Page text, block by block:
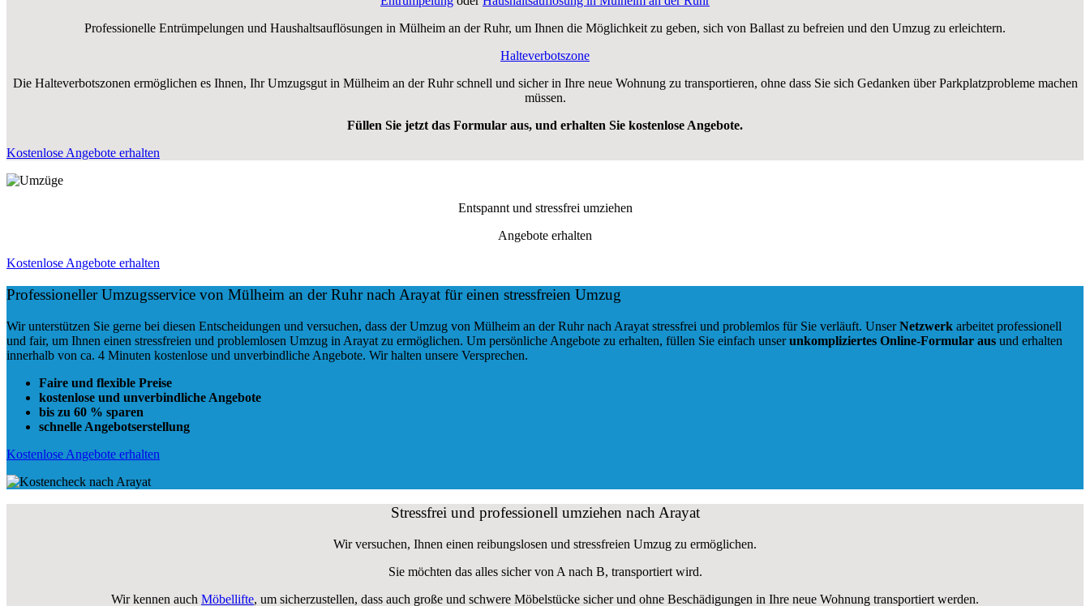
Professionelle Entrümpelungen und Haushaltsauflösungen in Mülheim an der Ruhr, um Ihnen die Möglichkeit zu geben, sich von Ballast zu befreien und den Umzug zu erleichtern.
Halteverbotszone
Die Halteverbotszonen ermöglichen es Ihnen, Ihr Umzugsgut in Mülheim an der Ruhr schnell und sicher in Ihre neue Wohnung zu transportieren, ohne dass Sie sich Gedanken über Parkplatzprobleme machen
müssen.
Füllen Sie jetzt das Formular aus, und erhalten Sie kostenlose Angebote.
Kostenlose Angebote erhalten
Entspannt und stressfrei umziehen
Angebote erhalten
Kostenlose Angebote erhalten
Professioneller Umzugsservice von Mülheim an der Ruhr nach Arayat für einen stressfreien Umzug
Wir unterstützen Sie gerne bei diesen Entscheidungen und versuchen, dass der Umzug von Mülheim an der Ruhr nach Arayat stressfrei und problemlos für Sie verläuft. UnserNetzwerk arbeitet professionell
und fair, um Ihnen einen stressfreien und problemlosen Umzug in Arayat zu ermöglichen. Um persönliche Angebote zu erhalten, füllen Sie einfach unserunkompliziertes Online-Formular aus und erhalten
innerhalb von ca. 4 Minuten kostenlose und unverbindliche Angebote. Wir halten unsere Versprechen.
Faire und flexible Preise
kostenlose und unverbindliche Angebote
bis zu 60 % sparen
schnelle Angebotserstellung
Kostenlose Angebote erhalten
Stressfrei und professionell umziehen nach Arayat
Wir versuchen, Ihnen einen reibungslosen und stressfreien Umzug zu ermöglichen.
Sie möchten das alles sicher von A nach B, transportiert wird.
Wir kennen auch Möbellifte, um sicherzustellen, dass auch große und schwere Möbelstücke sicher und ohne Beschädigungen in Ihre neue Wohnung transportiert werden.